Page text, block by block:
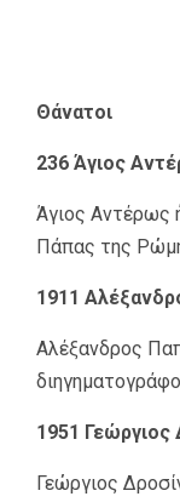
Θάνατοι
236 Άγιος
Άγιος Αντέρως
Πάπας της
1911
Αλέξανδρος
1951 Γεώργιος
Γεώργιος